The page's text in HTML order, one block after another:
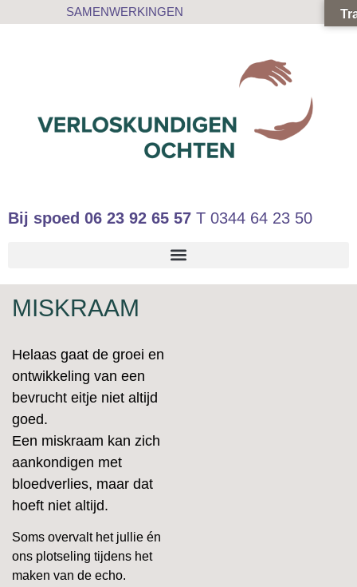
SAMENWERKINGEN
Bij spoed 06 23 92 65 57 T 0344 64 23 50
MISKRAAM
Helaas gaat de groei en
ontwikkeling van een
bevrucht eitje niet altijd
goed.
Een miskraam kan zich
aankondigen met
bloedverlies, maar dat
hoeft niet altijd.
Soms overvalt het jullie én
ons plotseling tijdens het
maken van de echo.